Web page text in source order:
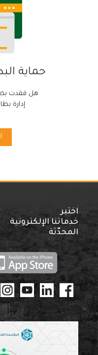
حماية
هل فقدت
إدارة
اختبر
خدماتنا الإلكترونية
المحدّثة